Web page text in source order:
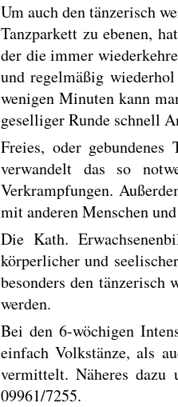
Um auch den tänzerisch
Tanzparkett zu ebenen,
der die immer
und regelmäßig
wenigen Minuten kann
geselliger Runde schnell
Freies, oder
verwandelt das so
Verkrampfungen.
mit anderen Menschen
Die Kath.
körperlicher und
besonders den tänzerisch
werden.
Bei den 6-wöchigen
einfach Volkstänze, als
vermittelt. Näheres dazu
09961/7255.